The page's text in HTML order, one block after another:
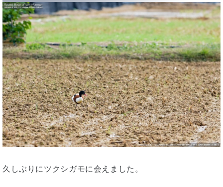
久しぶりにツクシガモに会えました。